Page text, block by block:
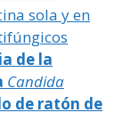
sola y en
de la
Candida
de ratón de